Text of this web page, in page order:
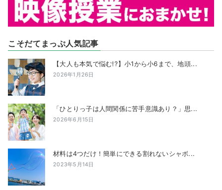
こそだてまっぷ人気記事
【大人も本気で悩む!?】小1から小6まで、地頭...
2026年1月26日
「ひとりっ子は人間関係に苦手意識あり？」思...
2026年6月15日
材料は4つだけ！簡単にできる割れないシャボ...
2023年5月14日